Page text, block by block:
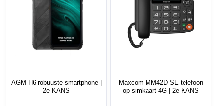
AGM H6 robuuste smartphone |
2e KANS
Maxcom MM42D SE telefoon
op simkaart 4G | 2e KANS